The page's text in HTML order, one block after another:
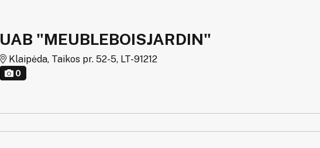
UAB "MEUBLEBOISJARDIN"
Klaipėda, Taikos pr. 52-5, LT-91212
0